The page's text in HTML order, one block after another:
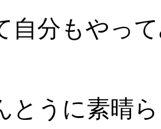
自分もやっ
とうに素晴